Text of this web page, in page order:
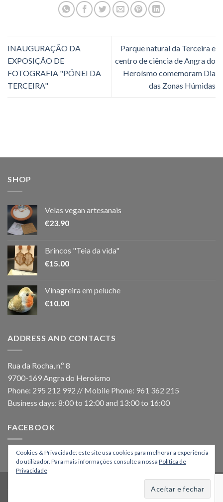
INAUGURAÇÃO DA
EXPOSIÇÃO DE
FOTOGRAFIA "PÓNEI DA
TERCEIRA"
Parque natural da Terceira e
centro de ciência de Angra do
Heroísmo comemoram Dia
das Zonas Húmidas
SHOP
Velas vegan artesanais
€23.90
Brincos "Teia da vida"
€15.00
Vinagreira em peluche
€10.00
ADDRESS AND CONTACTS
Rua da Rocha, n.º 8
9700-169 Angra do Heroísmo
Phone: 295 212 992 // Mobile Phone: 961 362 215
Business days: 8:00 to 12:00 and 13:00 to 16:00
FACEBOOK
Os Montanheiros
Cookies & Privacidade: este site usa cookies para melhorar a experiência
do utilizador. Para mais informações consulte a nossa Política de
Privacidade